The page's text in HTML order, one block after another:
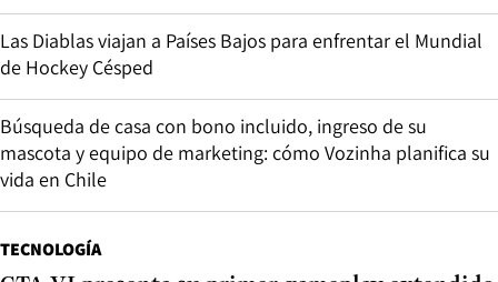
Las Diablas viajan a Países Bajos para enfrentar el Mundial
de Hockey Césped
Búsqueda de casa con bono incluido, ingreso de su
mascota y equipo de marketing: cómo Vozinha planifica su
vida en Chile
TECNOLOGÍA